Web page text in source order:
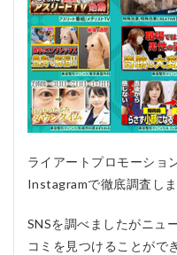
プ
ロ
モ
ー
シ
ョ
ン
の
よ
あ
る
疑
問Q
ライアートプロモーショ
Instagramで徹底調査しま
SNSを調べましたがニュ
コミを見つけることがで